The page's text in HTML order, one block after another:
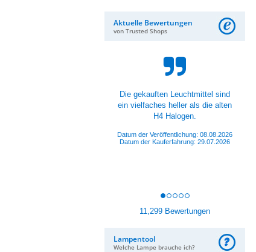
Aktuelle Bewertungen
von Trusted Shops
Produkte sind der Hammer, aber
auch Personal super Nett und
Hilfsbereit.
Datum der Veröffentlichung: 08.08.2026
Datum der Kauferfahrung: 01.08.2026
11,299 Bewertungen
Lampentool
Welche Lampe brauche ich?